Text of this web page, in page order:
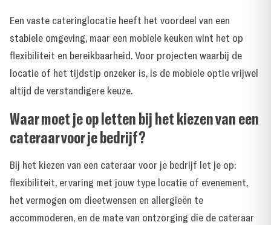
Een vaste cateringlocatie heeft het voordeel van een
stabiele omgeving, maar een mobiele keuken wint het op
flexibiliteit en bereikbaarheid. Voor projecten waarbij de
locatie of het tijdstip onzeker is, is de mobiele optie vrijwel
altijd de verstandigere keuze.
Waar moet je op letten bij het kiezen van een
cateraar voor je bedrijf?
Bij het kiezen van een cateraar voor je bedrijf let je op:
flexibiliteit, ervaring met jouw type locatie of evenement,
het vermogen om dieetwensen en allergieën te
accommoderen, en de mate van ontzorging die de cateraar